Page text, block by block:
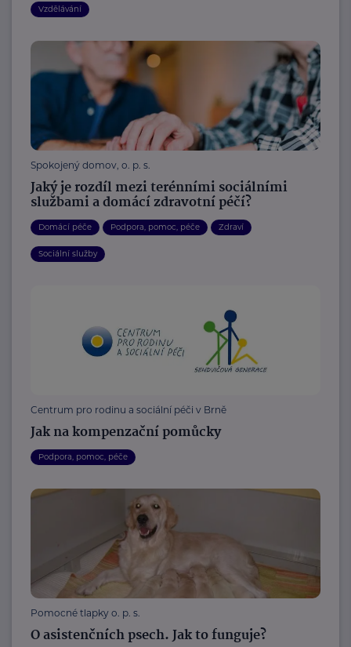
Vzdělávání
Spokojený domov, o. p. s.
Jaký je rozdíl mezi terénními sociálními
službami a domácí zdravotní péčí?
Domácí péče Podpora, pomoc, péče Zdraví
Sociální služby
Centrum pro rodinu a sociální péči v Brně
Jak na kompenzační pomůcky
Podpora, pomoc, péče
Pomocné tlapky o. p. s.
O asistenčních psech. Jak to funguje?